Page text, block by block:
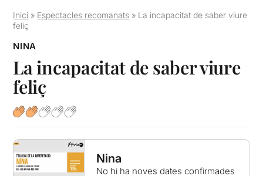
Inici » Espectacles recomanats » La incapacitat de saber viure
feliç
NINA
La incapacitat de saber viure
feliç
Nina
No hi ha noves dates confirmades